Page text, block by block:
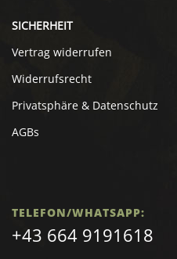
SICHERHEIT
Vertrag widerrufen
Widerrufsrecht
Privatsphäre & Datenschutz
AGBs
TELEFON/WHATSAPP:
+43 664 9191618